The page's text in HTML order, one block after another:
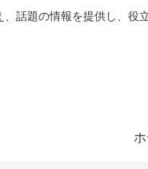
話題の情報を提供し、